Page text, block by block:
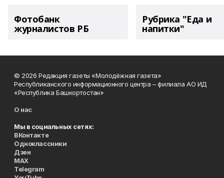
Фотобанк
журналистов РБ
Рубрика "Еда и
напитки"
© 2026 Редакция газеты «Молодёжная газета»
Республиканского информационного центра – филиала АО ИД
«Республика Башкортостан»
О нас
Мы в социальных сетях:
ВКонтакте
Одноклассники
Дзен
MAX
Telegram